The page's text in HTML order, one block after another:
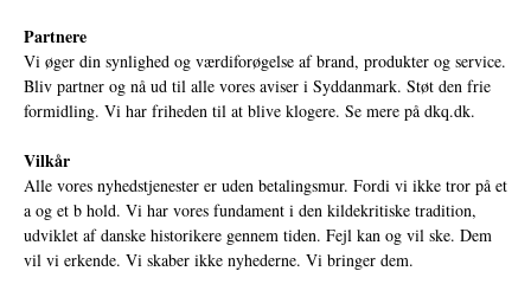
Partnere
Vi øger din synlighed og værdiforøgelse af brand, produkter og service.
Bliv partner og nå ud til alle vores aviser i Syddanmark. Støt den frie
formidling. Vi har friheden til at blive klogere. Se mere på dkq.dk.
Vilkår
Alle vores nyhedstjenester er uden betalingsmur. Fordi vi ikke tror på et
a og et b hold. Vi har vores fundament i den kildekritiske tradition,
udviklet af danske historikere gennem tiden. Fejl kan og vil ske. Dem
vil vi erkende. Vi skaber ikke nyhederne. Vi bringer dem.